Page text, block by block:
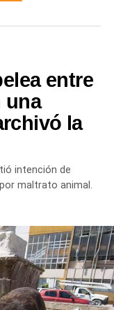
entre
una
la
intención de
maltrato animal.